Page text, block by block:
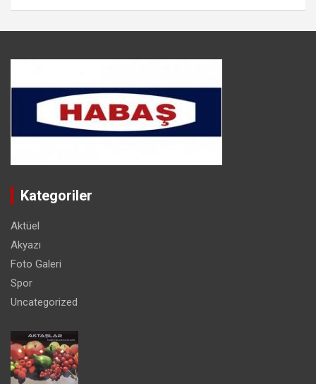
Kategoriler
Aktüel
Akyazı
Foto Galeri
Spor
Uncategorized